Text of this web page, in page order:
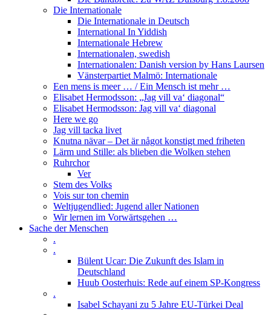
Die Internationale
Die Internationale in Deutsch
International In Yiddish
Internationale Hebrew
Internationalen, swedish
Internationalen: Danish version by Hans Laursen
Vänsterpartiet Malmö: Internationale
Een mens is meer … / Ein Mensch ist mehr …
Elisabet Hermodsson: „Jag vill va‘ diagonal“
Elisabet Hermodsson: Jag vill va‘ diagonal
Here we go
Jag vill tacka livet
Knutna nävar – Det är något konstigt med friheten
Lärm und Stille: als blieben die Wolken stehen
Ruhrchor
Ver
Stem des Volks
Vois sur ton chemin
Weltjugendlied: Jugend aller Nationen
Wir lernen im Vorwärtsgehen …
Sache der Menschen
.
.
Bülent Ucar: Die Zukunft des Islam in
Deutschland
Huub Oosterhuis: Rede auf einem SP-Kongress
.
Isabel Schayani zu 5 Jahre EU-Türkei Deal